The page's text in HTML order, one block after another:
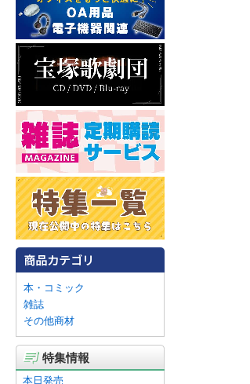
本・コミック
雑誌
その他商材
特集情報
本日発売